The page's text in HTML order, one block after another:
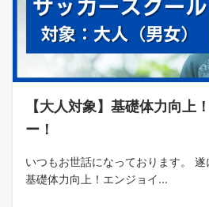
【大人対象】基礎体力向上
ー！
いつもお世話になっております。 遂
基礎体力向上！エンジョイ...